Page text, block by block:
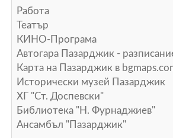
Работа
Театър
КИНО-Програма
Автогара Пазарджик -
Карта на Пазарджик в
Исторически музей Пазарджик
ХГ "Ст. Доспевски"
Библиотека "Н. Фурнаджиев"
Ансамбъл "Пазарджик"